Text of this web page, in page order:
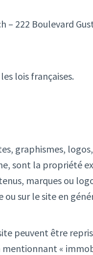
– 222 Boulevard
lois françaises.
graphismes,
sont la propriété
marques ou
ou sur le site en
peuvent être
mentionnant «